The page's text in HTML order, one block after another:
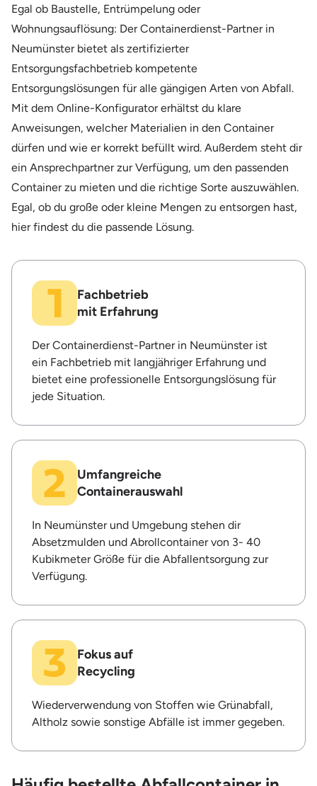
Egal ob Baustelle, Entrümpelung oder
Wohnungsauflösung: Der Containerdienst-Partner in
Neumünster bietet als zertifizierter
Entsorgungsfachbetrieb kompetente
Entsorgungslösungen für alle gängigen Arten von Abfall.
Mit dem Online-Konfigurator erhältst du klare
Anweisungen, welcher Materialien in den Container
dürfen und wie er korrekt befüllt wird. Außerdem steht dir
ein Ansprechpartner zur Verfügung, um den passenden
Container zu mieten und die richtige Sorte auszuwählen.
Egal, ob du große oder kleine Mengen zu entsorgen hast,
hier findest du die passende Lösung.
Fachbetrieb
mit Erfahrung
Der Containerdienst-Partner in Neumünster ist
ein Fachbetrieb mit langjähriger Erfahrung und
bietet eine professionelle Entsorgungslösung für
jede Situation.
Umfangreiche
Containerauswahl
In Neumünster und Umgebung stehen dir
Absetzmulden und Abrollcontainer von 3- 40
Kubikmeter Größe für die Abfallentsorgung zur
Verfügung.
Fokus auf
Recycling
Wiederverwendung von Stoffen wie Grünabfall,
Altholz sowie sonstige Abfälle ist immer gegeben.